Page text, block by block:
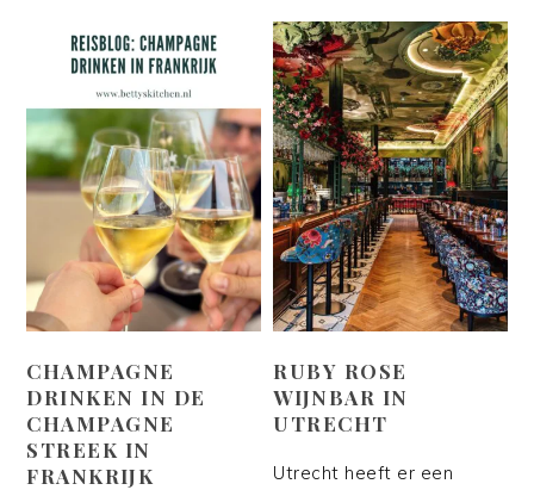
CHAMPAGNE
DRINKEN IN DE
CHAMPAGNE
STREEK IN
FRANKRIJK
RUBY ROSE
WIJNBAR IN
UTRECHT
Utrecht heeft er een